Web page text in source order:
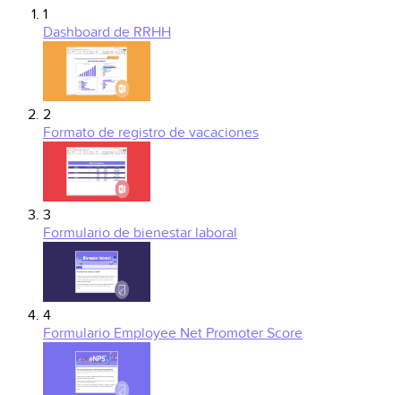
1
Dashboard de RRHH
2
Formato de registro de vacaciones
3
Formulario de bienestar laboral
4
Formulario Employee Net Promoter Score